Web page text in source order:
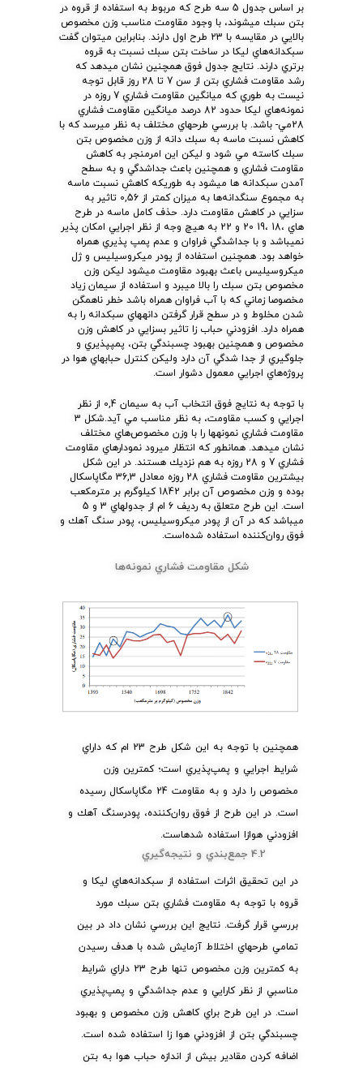
بر اساس جدول 5 سه طرح كه مربوط به استفاده از قروه در
بتن سبك ميشوند، با وجود مقاومت مناسب وزن مخصوص
بالايي در مقايسه با 23 طرح اول دارند. بنابراين ميتوان گفت
سبكدانه‌هاي ليكا در ساخت بتن سبك نسبت به قروه
برتري دارند. نتايج جدول فوق همچنين نشان ميدهد كه
رشد مقاومت فشاري بتن از سن 7 تا 28 روز قابل توجه
نيست به طوري كه ميانگين مقاومت فشاري 7 روزه در
نمونه‌هاي ليكا حدود 82 درصد ميانگين مقاومت فشاري
28مي- باشد. با بررسي طرحهاي مختلف به نظر ميرسد كه با
كاهش نسبت ماسه به سبك دانه از وزن مخصوص بتن
سبك كاسته مي شود و ليكن اين امرمنجر به كاهش
مقاومت فشاري و همچنين باعث جداشدگي و به سطح
آمدن سبكدانه ها ميشود به طوريكه كاهشِ نسبت ماسه
به مجموع سنگدانه‌ها به ميزان كمتر از 0,56 تاثير به
سزايي در كاهش مقاومت دارد. حذف كامل ماسه در طرح
هاي ،18 ،19 20 و 22 به هيچ وجه از نظر اجرايي امكان پذير
نميباشد و با جداشدگي فراوان و عدم پمپ پذيري همراه
خواهد بود. همچنين استفاده از پودر ميكروسيليس و ژل
ميكروسيليس باعث بهبود مقاومت ميشود ليكن وزن
مخصوص بتن سبك را بالا ميبرد و استفاده از سيمان زياد
مخصوصا زماني كه با آب فراوان همراه باشد خطر ناهمگن
شدن مخلوط و در سطح قرار گرفتن دانههاي سبكدانه را به
همراه دارد. افزودني حباب زا تاثير بسزايي در كاهش وزن
مخصوص و همچنين بهبود چسبندگي بتن، پمپپذيري و
جلوگيري از جدا شدگي آن دارد وليكن كنترل حبابهاي هوا در
پروژه‌هاي اجرايي معمول دشوار است.
با توجه به نتايج فوق انتخاب آب به سيمان 0,4 از نظر
اجرايي و كسب مقاومت، به نظر مناسب مي آيد.شكل 3
مقاومت فشاري نمونهها را با وزن مخصوص‌هاي مختلف
نشان ميدهد. همانطور كه انتظار ميرود نمودارهاي مقاومت
فشاري 7 و 28 روزه به هم نزديك هستند. در اين شكل
بيشترين مقاومت فشاري 28 روزه معادل 36,3 مگاپاسكال
بوده و وزن مخصوص آن برابر 1842 كيلوگرم بر مترمكعب
است. اين طرح متعلق به رديف 6 ام از جدولهاي 3 و 5
ميباشد كه در آن از پودر ميكروسيليس، پودر سنگ آهك و
فوق روان‌كننده استفاده شده‌است.
شكل مقاومت فشاري نمونه‌ها
همچنين با توجه به اين شكل طرح 23 ام كه داراي
شرايط اجرايي و پمپ‌پذيري است؛ كمترين وزن
مخصوص را دارد و به مقاومت 24 مگاپاسكال رسيده
است. در اين طرح از فوق روان‌كننده، پودرسنگ آهك و
افزودني هوازا استفاده شدهاست.
4.2 جمع‌بندي و نتيجه‌گيري
در اين تحقيق اثرات استفاده از سبكدانه‌هاي ليكا و
قروه با توجه به مقاومت فشاري بتن سبك مورد
بررسي قرار گرفت. نتايج اين بررسي نشان داد در بين
تمامي طرحهاي اختلاط آزمايش شده با هدف رسيدن
به كمترين وزن مخصوص تنها طرح 23 داراي شرايط
مناسبي از نظر كارايي و عدم جداشدگي و پمپ‌پذيري
است. در اين طرح براي كاهش وزن مخصوص و بهبود
چسبندگي بتن از افزودني هوا زا استفاده شده است.
اضافه كردن مقادير بيش از اندازه حباب هوا به بتن